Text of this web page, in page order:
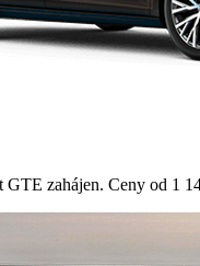
GTE zahájen. Ceny od 1